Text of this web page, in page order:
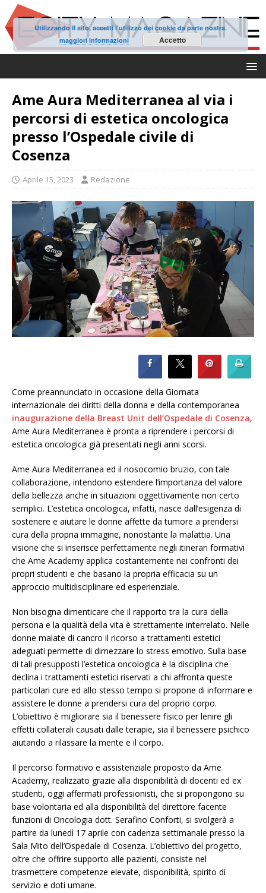
Ame Aura Mediterranea al via i
percorsi di estetica oncologica
presso l’Ospedale civile di
Cosenza
Aprile 15, 2023 Redazione
Come preannunciato in occasione della Giornata
internazionale dei diritti della donna e della contemporanea
inaugurazione della Breast Unit dell’Ospedale di Cosenza,
Ame Aura Mediterranea è pronta a riprendere i percorsi di
estetica oncologica già presentati negli anni scorsi.
Ame Aura Mediterranea ed il nosocomio bruzio, con tale
collaborazione, intendono estendere l’importanza del valore
della bellezza anche in situazioni oggettivamente non certo
semplici. L’estetica oncologica, infatti, nasce dall’esigenza di
sostenere e aiutare le donne affette da tumore a prendersi
cura della propria immagine, nonostante la malattia. Una
visione che si inserisce perfettamente negli itinerari formativi
che Ame Academy applica costantemente nei confronti dei
propri studenti e che basano la propria efficacia su un
approccio multidisciplinare ed esperienziale.
Non bisogna dimenticare che il rapporto tra la cura della
persona e la qualità della vita è strettamente interrelato. Nelle
donne malate di cancro il ricorso a trattamenti estetici
adeguati permette di dimezzare lo stress emotivo. Sulla base
di tali presupposti l’estetica oncologica è la disciplina che
declina i trattamenti estetici riservati a chi affronta queste
particolari cure ed allo stesso tempo si propone di informare e
assistere le donne a prendersi cura del proprio corpo.
L’obiettivo è migliorare sia il benessere fisico per lenire gli
effetti collaterali causati dalle terapie, sia il benessere psichico
aiutando a rilassare la mente e il corpo.
Il percorso formativo e assistenziale proposto da Ame
Academy, realizzato grazie alla disponibilità di docenti ed ex
studenti, oggi affermati professionisti, che si propongono su
base volontaria ed alla disponibilità del direttore facente
funzioni di Oncologia dott. Serafino Conforti, si svolgerà a
partire da lunedì 17 aprile con cadenza settimanale presso la
Sala Mito dell’Ospedale di Cosenza. L’obiettivo del progetto,
oltre che offrire supporto alle pazienti, consiste nel
trasmettere competenze elevate, disponibilità, spirito di
servizio e doti umane.
Utilizzando il sito, accetti l'utilizzo dei cookie da parte nostra.
maggiori informazioni
Accetto